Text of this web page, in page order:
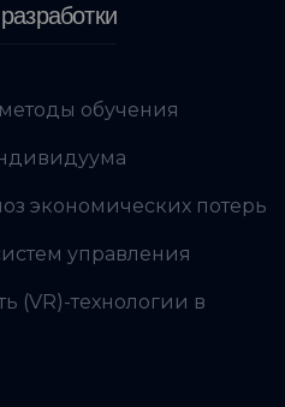
обучения
экономических потерь
управления
(VR)-технологии в